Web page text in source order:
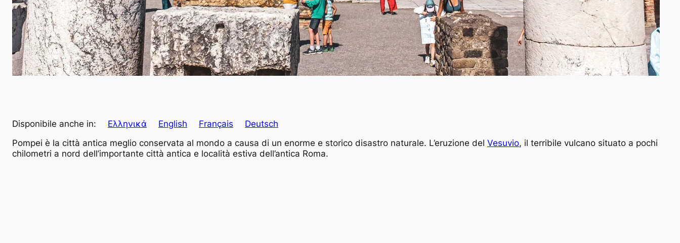
Disponibile anche in: Ελληνικά English Français
Deutsch
Pompei è la città antica meglio conservata al mondo a causa di un enorme e storico disastro naturale. L’eruzione del Vesuvio, il terribile vulcano situato a pochi
chilometri a nord dell’importante città antica e località estiva dell’antica Roma.